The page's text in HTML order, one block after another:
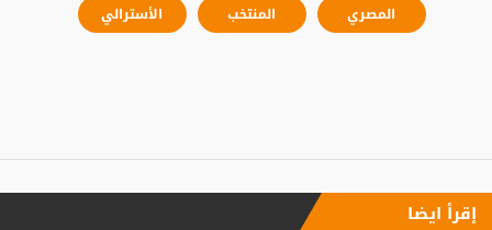
المصري المنتخب الأسترالي
إقرأ ايضا